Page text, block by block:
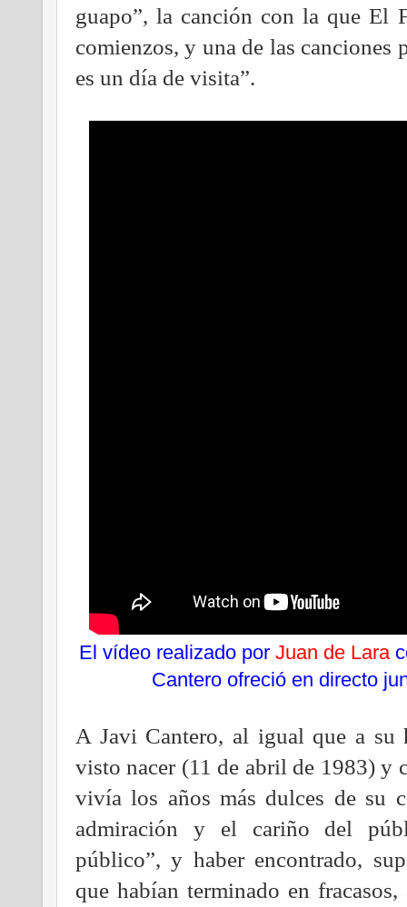
guapo”, la canción con la que El
comienzos, y una de las canciones
es un día de visita”.
El vídeo realizado por Juan de Lara
Cantero ofreció en directo
A Javi Cantero, al igual que a su
visto nacer (11 de abril de 1983) y
vivía los años más dulces de su
admiración y el cariño del
público”, y haber encontrado,
que habían terminado en